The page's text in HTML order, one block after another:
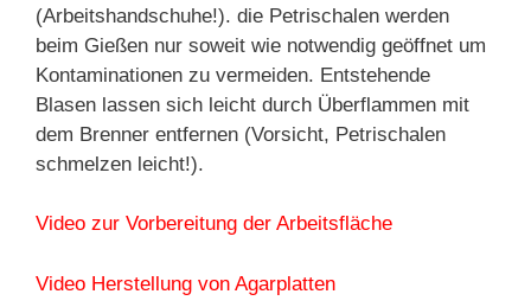
(Arbeitshandschuhe!). die Petrischalen werden
beim Gießen nur soweit wie notwendig geöffnet um
Kontaminationen zu vermeiden. Entstehende
Blasen lassen sich leicht durch Überflammen mit
dem Brenner entfernen (Vorsicht, Petrischalen
schmelzen leicht!).
Video zur Vorbereitung der Arbeitsfläche
Video Herstellung von Agarplatten